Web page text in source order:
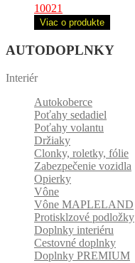
10021
Viac o produkte
AUTODOPLNKY
Interiér
Autokoberce
Poťahy sedadiel
Poťahy volantu
Držiaky
Clonky, roletky, fólie
Zabezpečenie vozidla
Opierky
Vône
Vône MAPLELAND
Protisklzové podložky
Doplnky interiéru
Cestovné doplnky
Doplnky PREMIUM